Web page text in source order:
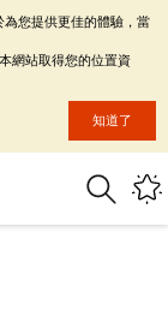
您提供更佳的體驗，當
網站取得您的位置資
知道了